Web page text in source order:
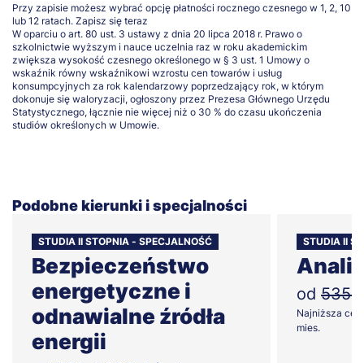
Przy zapisie możesz wybrać opcję płatności rocznego czesnego w 1, 2, 10
lub 12 ratach. Zapisz się teraz
W oparciu o art. 80 ust. 3 ustawy z dnia 20 lipca 2018 r. Prawo o
szkolnictwie wyższym i nauce uczelnia raz w roku akademickim
zwiększa wysokość czesnego określonego w § 3 ust. 1 Umowy o
wskaźnik równy wskaźnikowi wzrostu cen towarów i usług
konsumpcyjnych za rok kalendarzowy poprzedzający rok, w którym
dokonuje się waloryzacji, ogłoszony przez Prezesa Głównego Urzędu
Statystycznego, łącznie nie więcej niż o 30 % do czasu ukończenia
studiów określonych w Umowie.
Podobne kierunki i specjalności
STUDIA II STOPNIA - SPECJALNOŚĆ
Bezpieczeństwo
energetyczne i
odnawialne źródła
energii
STUDIA II
od 535zł
Najniższa
mies.